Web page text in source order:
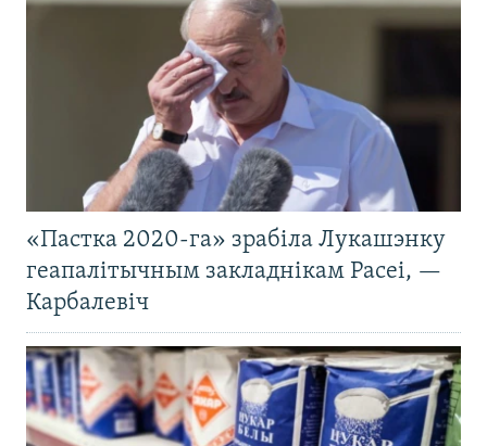
«Пастка 2020-га» зрабіла Лукашэнку
геапалітычным закладнікам Расеі, —
Карбалевіч